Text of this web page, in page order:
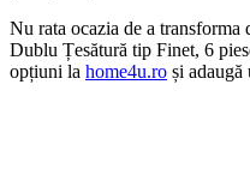
Nu rata ocazia de a
Dublu Țesătură tip Finet, 6
opțiuni la home4u.ro și adaugă